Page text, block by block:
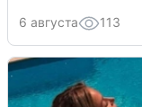
6 августа 113